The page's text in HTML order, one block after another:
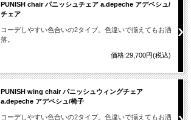
PUNISH chair パニッシュチェア a.depeche アデペシュ/
チェア
コーデしやすい色合いの2タイプ。色違いで揃えてもお洒
落。
価格:29,700円(税込)
PUNISH wing chair パニッシュウィングチェア
a.depeche アデペシュ/椅子
コーデしやすい色合いの2タイプ。色違いで揃えてもお洒